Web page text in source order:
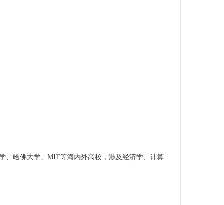
、哈佛大学、MIT等海内外高校，涉及经济学、计算